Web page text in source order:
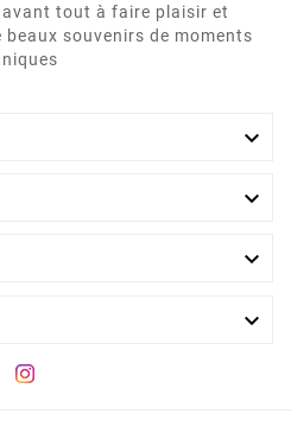
avant tout à faire plaisir et
souvenirs de moments



